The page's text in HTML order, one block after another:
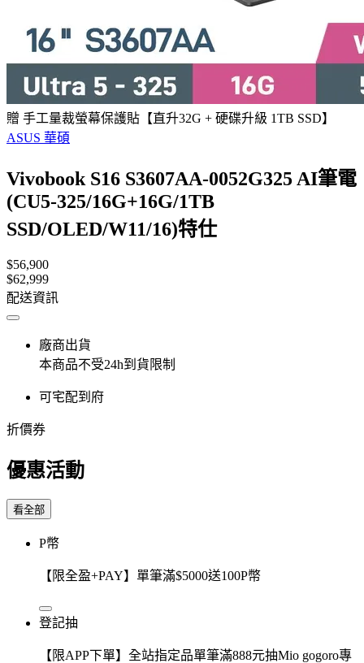
贈 手工量裁螢幕保護貼【直升32G + 硬碟升級 1TB SSD】
ASUS 華碩
Vivobook S16 S3607AA-0052G325 AI筆電
(CU5-325/16G+16G/1TB
SSD/OLED/W11/16)特仕
$56,900
$62,999
配送資訊
廠商出貨
本商品不受24h到貨限制
可宅配到府
折價券
優惠活動
看全部
P幣
【限全盈+PAY】單筆滿$5000送100P幣
登記抽
【限APP下單】全站指定品單筆滿888元抽Mio gogoro專